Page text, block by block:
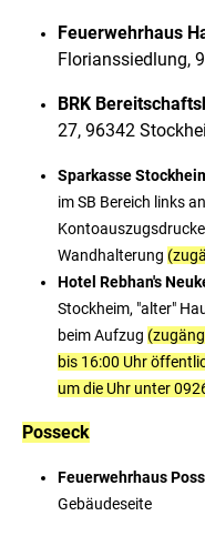
Feuerwehrhaus
Florianssiedlung,
BRK
27, 96342
Sparkasse
im SB Bereich links
Wandhalterung
Hotel Rebhan's
Stockheim, "alter"
beim Aufzug
bis 16:00 Uhr
um die Uhr unter
Posseck
Feuerwehrhaus
Gebäudeseite